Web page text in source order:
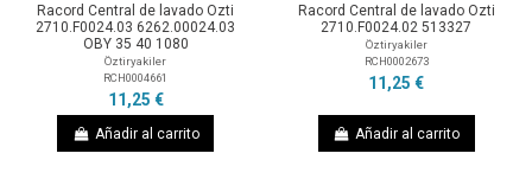
Racord Central de lavado Ozti
2710.F0024.03 6262.00024.03
OBY 35 40 1080
Öztiryakiler
RCH0004661
11,25 €
Añadir al carrito
Racord Central de lavado Ozti
2710.F0024.02 513327
Öztiryakiler
RCH0002673
11,25 €
Añadir al carrito